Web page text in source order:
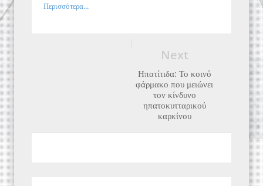
Περισσότερα...
Next
Ηπατίτιδα: Το κοινό
φάρμακο που μειώνει
τον κίνδυνο
ηπατοκυτταρικού
καρκίνου